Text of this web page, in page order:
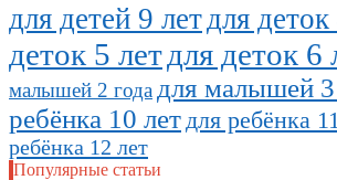
для детей 9 лет для деток
деток 5 летдля деток 6
малышей 2 года для малышей 3
ребёнка 10 лет для ребёнка
ребёнка 12 лет
Популярные статьи